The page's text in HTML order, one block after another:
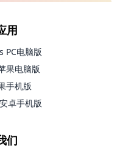
用
PC电脑版
果电脑版
手机版
卓手机版
们